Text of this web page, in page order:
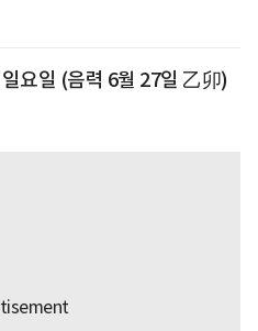
요일 (음력 6월 27일 乙卯)